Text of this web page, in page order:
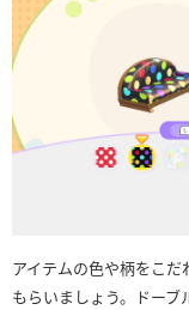
アイテムの色や柄をこだ
もらいましょう。ドー